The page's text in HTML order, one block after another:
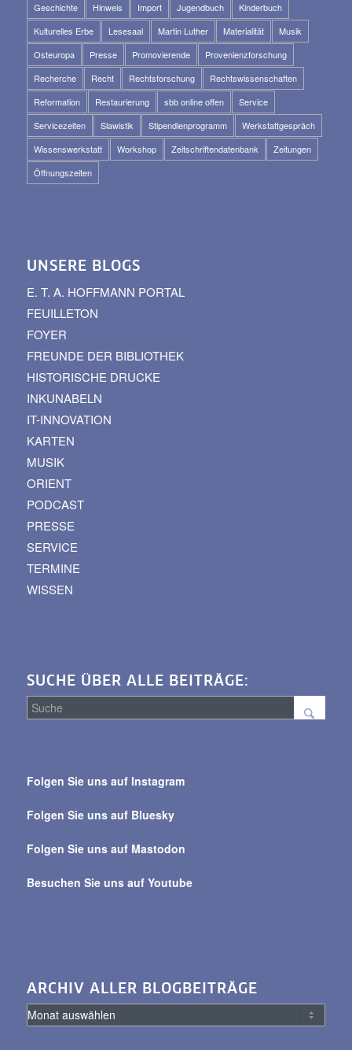
Geschichte
Hinweis Import Jugendbuch
Kinderbuch
Kulturelles Erbe
Lesesaal Martin Luther Materialität
Musik
Osteuropa
Presse Promovierende
Provenienzforschung
Recherche
Recht Rechtsforschung
Rechtswissenschaften
Reformation
Restaurierung sbb online offen
Service
Servicezeiten
Slawistik Stipendienprogramm
Werkstattgespräch
Wissenswerkstatt
Workshop Zeitschriftendatenbank
Zeitungen
Öffnungszeiten
UNSERE BLOGS
E. T. A. HOFFMANN PORTAL
FEUILLETON
FOYER
FREUNDE DER BIBLIOTHEK
HISTORISCHE DRUCKE
INKUNABELN
IT-INNOVATION
KARTEN
MUSIK
ORIENT
PODCAST
PRESSE
SERVICE
TERMINE
WISSEN
SUCHE ÜBER ALLE BEITRÄGE:
alle
Folgen Sie uns auf Instagram
Folgen Sie uns auf Bluesky
Folgen Sie uns auf Mastodon
Besuchen Sie uns auf Youtube
ARCHIV ALLER BLOGBEITRÄGE